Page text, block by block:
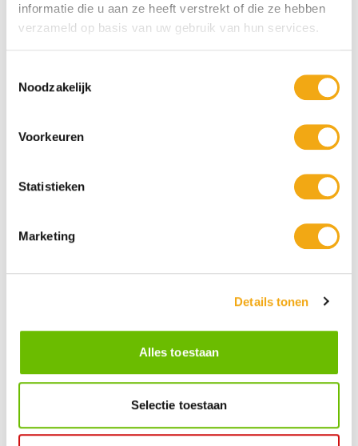
informatie die u aan ze heeft verstrekt of die ze hebben
verzameld op basis van uw gebruik van hun services.
Noodzakelijk
Voorkeuren
Statistieken
Marketing
Details tonen
Alles toestaan
Selectie toestaan
Persoonlijke klantenservice
vakkundige klantenservice klaar.
Kunst voor iedereen
Stijlvolle kunstobjecten voor elke smaak, interieur en/of tuin.
gebracht!
Kunstuwel Community